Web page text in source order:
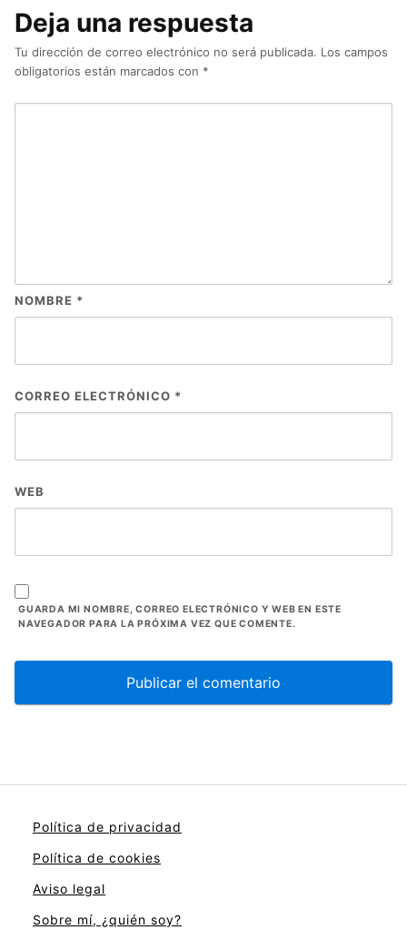
Deja una respuesta
Tu dirección de correo electrónico no será publicada. Los campos
obligatorios están marcados con *
NOMBRE *
CORREO ELECTRÓNICO *
WEB
GUARDA MI NOMBRE, CORREO ELECTRÓNICO Y WEB EN ESTE
NAVEGADOR PARA LA PRÓXIMA VEZ QUE COMENTE.
Política de privacidad
Política de cookies
Aviso legal
Sobre mí, ¿quién soy?